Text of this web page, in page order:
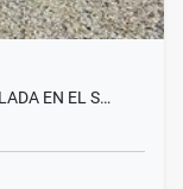
EN EL S…